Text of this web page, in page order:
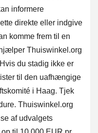
informere
direkte eller indgive
komme frem til en
Thuiswinkel.org
du stadig ikke er
til den uafhængige
i Haag. Tjek
Thuiswinkel.org
af udvalgets